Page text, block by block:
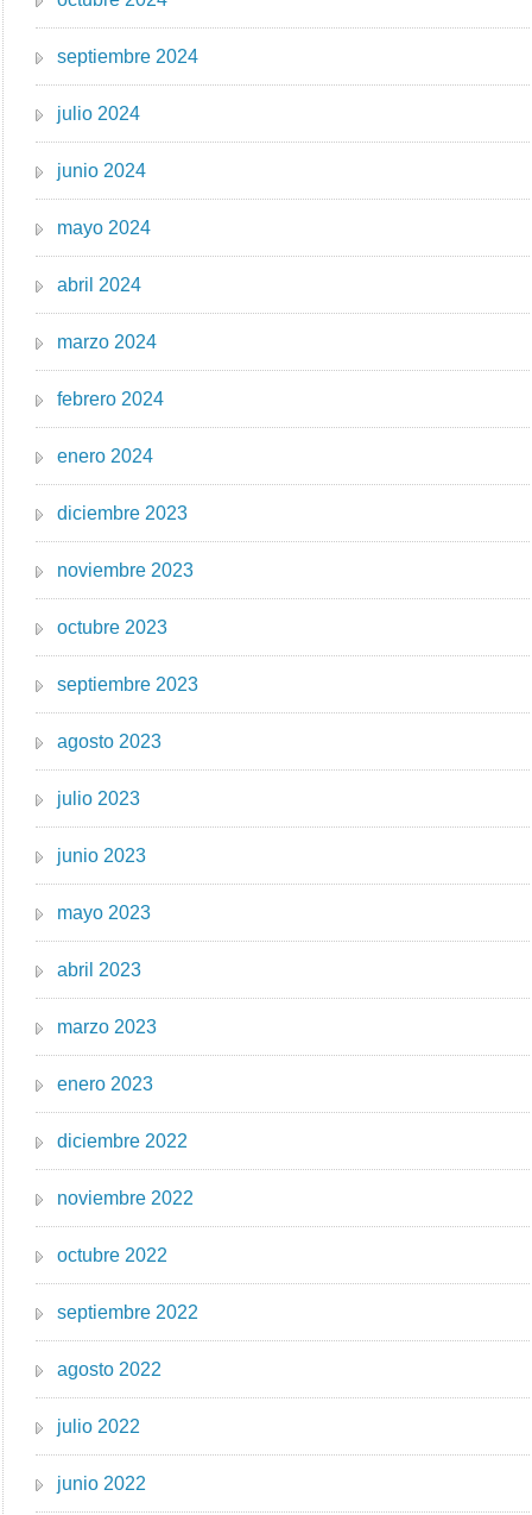
septiembre 2024
julio 2024
junio 2024
mayo 2024
abril 2024
marzo 2024
febrero 2024
enero 2024
diciembre 2023
noviembre 2023
octubre 2023
septiembre 2023
agosto 2023
julio 2023
junio 2023
mayo 2023
abril 2023
marzo 2023
enero 2023
diciembre 2022
noviembre 2022
octubre 2022
septiembre 2022
agosto 2022
julio 2022
junio 2022